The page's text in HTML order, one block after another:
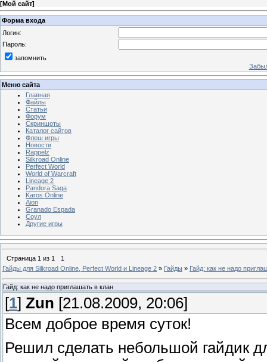
[Мой сайт]
Форма входа
Логин:
Пароль:
запомнить
Меню сайта
Главная
Файлы
Статьи
Форум
Скриншоты
Каталог сайтов
Флеш игры
Новости
Rappelz
Silkroad Online
Perfect World
World of Warcraft
Lineage 2
Pandora Saga
Karos Online
Aion
Granado Espada
Соул
Другие игры
Страница 1 из 1
1
Гайды для Silkroad Online, Perfect World и Lineage 2 » Гайды » Гайд: как не надо
Гайд: как не надо приглашать в клан
[1] Zun [21.08.2009, 20:06]
Всем доброе время суток!
Решил сделать небольшой гайдик